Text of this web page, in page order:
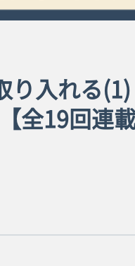
り入れる(1)
全19回連